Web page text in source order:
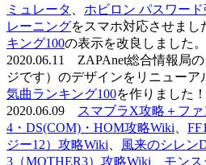
ミュレータ
ホビロン パスワー
レーニングをスマホ対応させまし
キング100の表示を改良しました。
2020.06.11 ZAPAnet総合情報局
ジです）のデザインをリニューア
気曲ランキング100を作りました！
2020.06.09
スマブラX攻略＋フ
4・DS(COM)・HOM攻略Wiki
ジー12）攻略Wiki
風来のシレン
3（MOTHER3）攻略Wiki
モン